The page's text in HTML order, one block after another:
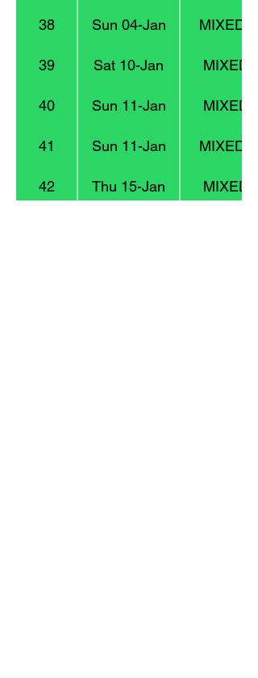
38 Sun 04-Jan MIXED 4
39 Sat 10-Jan MIXED
40 Sun 11-Jan MIXED
41 Sun 11-Jan MIXED 4
42 Thu 15-Jan MIXED